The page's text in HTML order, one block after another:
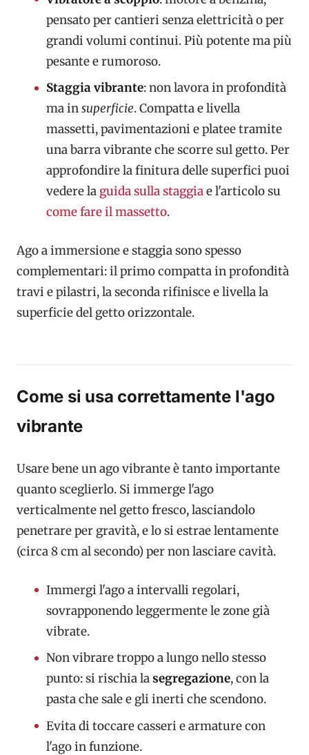
pensato per cantieri senza elettricità o per
grandi volumi continui. Più potente ma più
pesante e rumoroso.
Staggia vibrante: non lavora in profondità
ma insuperficie. Compatta e livella
massetti, pavimentazioni e platee tramite
una barra vibrante che scorre sul getto. Per
approfondire la finitura delle superfici puoi
vedere la guida sulla staggiae l'articolo su
come fare il massetto.
Ago a immersione e staggia sono spesso
complementari: il primo compatta in profondità
travi e pilastri, la seconda rifinisce e livella la
superficie del getto orizzontale.
Come si usa correttamente l'ago
vibrante
Usare bene un ago vibrante è tanto importante
quanto sceglierlo. Si immerge l'ago
verticalmente nel getto fresco, lasciandolo
penetrare per gravità, e lo si estrae lentamente
(circa 8 cm al secondo) per non lasciare cavità.
Immergi l'ago a intervalli regolari,
sovrapponendo leggermente le zone già
vibrate.
Non vibrare troppo a lungo nello stesso
punto: si rischia lasegregazione, con la
pasta che sale e gli inerti che scendono.
Evita di toccare casseri e armature con
l'ago in funzione.